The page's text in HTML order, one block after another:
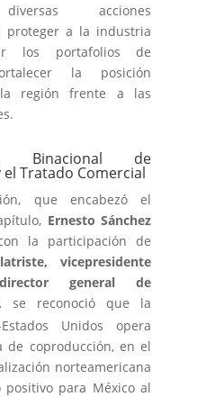
acciones
proteger a la industria
los portafolios de
la posición
región frente a las
Binacional de
Tratado Comercial
que encabezó el
Ernesto Sánchez
la participación de
vicepresidente
general de
se reconoció que la
Unidos opera
de coproducción, en el
norteamericana
positivo para México al